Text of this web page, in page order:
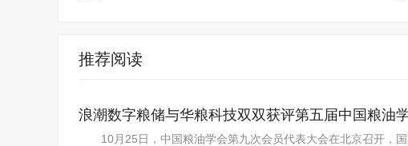
推荐阅读
浪潮数字粮储与华粮科技双双获评第五届中国粮油
10月25日，中国粮油学会第九次会员代表大会在北京召开，国